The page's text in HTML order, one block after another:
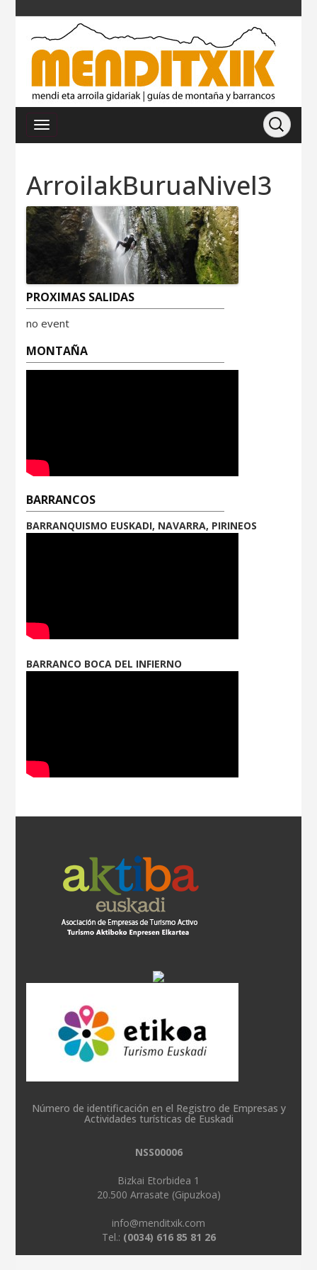
ArroilakBuruaNivel3
PROXIMAS SALIDAS
no event
MONTAÑA
BARRANCOS
BARRANQUISMO EUSKADI, NAVARRA, PIRINEOS
BARRANCO BOCA DEL INFIERNO
Número de identificación en el Registro de Empresas y
Actividades turísticas de Euskadi
NSS00006
Bizkai Etorbidea 1
20.500 Arrasate (Gipuzkoa)
info@menditxik.com
Tel.: (0034) 616 85 81 26